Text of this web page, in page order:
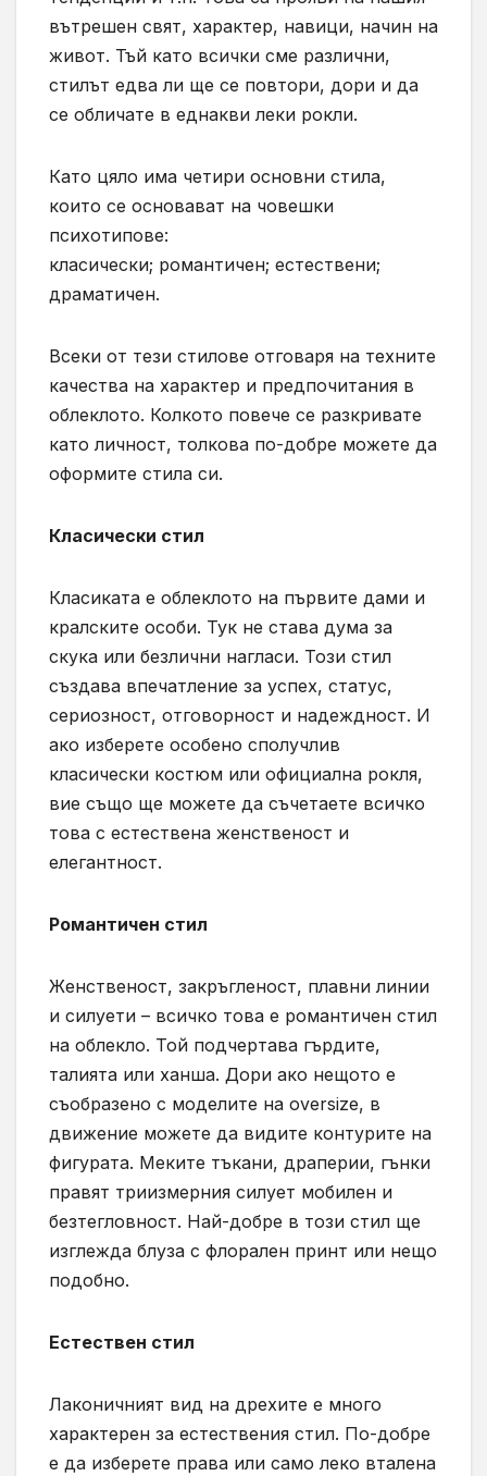
вътрешен свят, характер, навици, начин на
живот. Тъй като всички сме различни,
стилът едва ли ще се повтори, дори и да
се обличате в еднакви леки рокли.
Като цяло има четири основни стила,
които се основават на човешки
психотипове:
класически; романтичен; естествени;
драматичен.
Всеки от тези стилове отговаря на техните
качества на характер и предпочитания в
облеклото. Колкото повече се разкривате
като личност, толкова по-добре можете да
оформите стила си.
Класически стил
Класиката е облеклото на първите дами и
кралските особи. Тук не става дума за
скука или безлични нагласи. Този стил
създава впечатление за успех, статус,
сериозност, отговорност и надеждност. И
ако изберете особено сполучлив
класически костюм или официална рокля,
вие също ще можете да съчетаете всичко
това с естествена женственост и
елегантност.
Романтичен стил
Женственост, закръгленост, плавни линии
и силуети – всичко това е романтичен стил
на облекло. Той подчертава гърдите,
талията или ханша. Дори ако нещото е
съобразено с моделите на oversize, в
движение можете да видите контурите на
фигурата. Меките тъкани, драперии, гънки
правят триизмерния силует мобилен и
безтегловност. Най-добре в този стил ще
изглежда блуза с флорален принт или нещо
подобно.
Естествен стил
Лаконичният вид на дрехите е много
характерен за естествения стил. По-добре
е да изберете права или само леко вталена